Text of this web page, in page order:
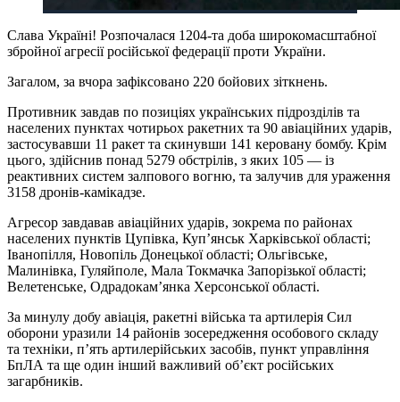
Слава Україні! Розпочалася 1204-та доба широкомасштабної
збройної агресії російської федерації проти України.
Загалом, за вчора зафіксовано 220 бойових зіткнень.
Противник завдав по позиціях українських підрозділів та
населених пунктах чотирьох ракетних та 90 авіаційних ударів,
застосувавши 11 ракет та скинувши 141 керовану бомбу. Крім
цього, здійснив понад 5279 обстрілів, з яких 105 — із
реактивних систем залпового вогню, та залучив для ураження
3158 дронів-камікадзе.
Агресор завдавав авіаційних ударів, зокрема по районах
населених пунктів Цупівка, Куп’янськ Харківської області;
Іванопілля, Новопіль Донецької області; Ольгівське,
Малинівка, Гуляйполе, Мала Токмачка Запорізької області;
Велетенське, Одрадокам’янка Херсонської області.
За минулу добу авіація, ракетні війська та артилерія Сил
оборони уразили 14 районів зосередження особового складу
та техніки, п’ять артилерійських засобів, пункт управління
БпЛА та ще один інший важливий об’єкт російських
загарбників.